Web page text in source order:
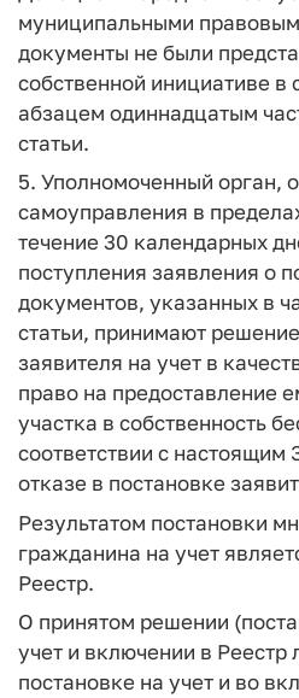
муниципальными
документы не были
собственной инициативе в
абзацем одиннадцатым
статьи.
5. Уполномоченный орган,
самоуправления в
течение 30 календарных
поступления заявления о
документов, указанных в
статьи, принимают
заявителя на учет в
право на предоставление
участка в собственность
соответствии с настоящим
отказе в постановке
Результатом постановки
гражданина на учет
Реестр.
О принятом решении
учет и включении в Реестр
постановке на учет и во